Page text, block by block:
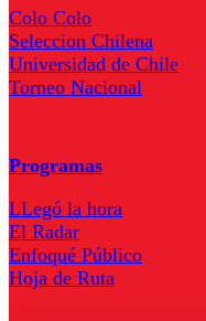
Colo Colo
Seleccion Chilena
Universidad de Chile
Torneo Nacional
Programas
LLegó la hora
El Radar
Enfoqué Público
Hoja de Ruta